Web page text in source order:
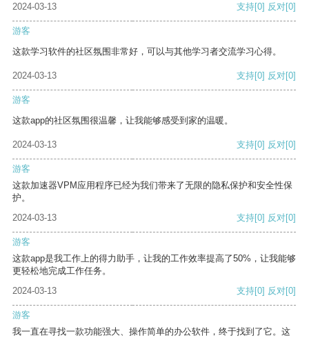
2024-03-13 支持[0] 反对[0]
游客
这款学习软件的社区氛围非常好，可以与其他学习者交流学习心得。
2024-03-13 支持[0] 反对[0]
游客
这款app的社区氛围很温馨，让我能够感受到家的温暖。
2024-03-13 支持[0] 反对[0]
游客
这款加速器VPM应用程序已经为我们带来了无限的隐私保护和安全性保
护。
2024-03-13
支持[0] 反对[0]
游客
这款app是我工作上的得力助手，让我的工作效率提高了50%，让我能够
更轻松地完成工作任务。
2024-03-13
支持[0] 反对[0]
游客
我一直在寻找一款功能强大、操作简单的办公软件，终于找到了它。这